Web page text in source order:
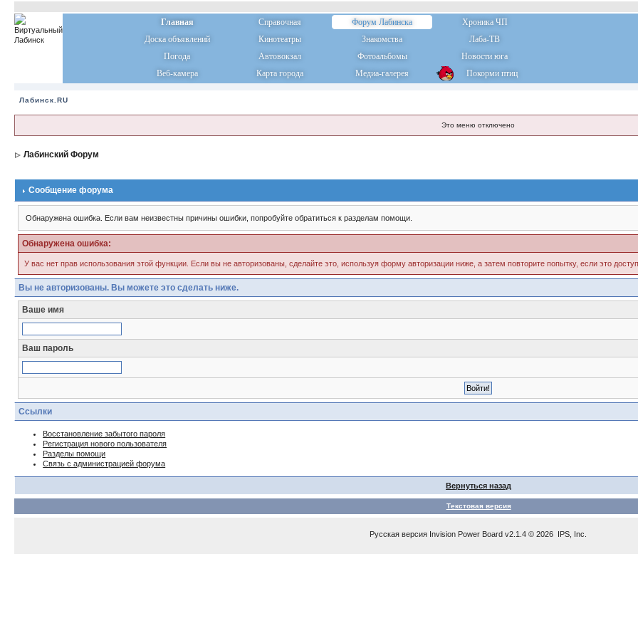
Главная Справочная Форум Лабинска
Хроника ЧП
Доска объявлений
Кинотеатры Знакомства
Лаба-ТВ
Погода
Автовокзал Фотоальбомы
Новости юга
Веб-камера
Карта города Медиа-галерея Покорми птиц
Лабинск.RU
Это меню отключено
Лабинский Форум
Сообщение форума
Обнаружена ошибка. Если вам неизвестны причины ошибки, попробуйте обратиться к разделам помощи.
Обнаружена ошибка:
У вас нет прав использования этой функции. Если вы не авторизованы, сделайте это, используя форму авторизации ниже, а затем повторите попытку, если это
Вы не авторизованы. Вы можете это сделать ниже.
Ваше имя
Ваш пароль
Ссылки
Восстановление забытого пароля
Регистрация нового пользователя
Разделы помощи
Связь с администрацией форума
Вернуться назад
Текстовая версия
Русская версия Invision Power Board v2.1.4 © 2026 IPS, Inc.